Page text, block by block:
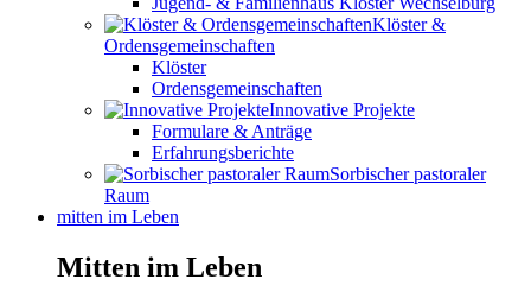
Klöster &
Ordensgemeinschaften
Klöster
Ordensgemeinschaften
Innovative Projekte
Formulare & Anträge
Erfahrungsberichte
Sorbischer pastoraler
Raum
mitten im Leben
Mitten im Leben